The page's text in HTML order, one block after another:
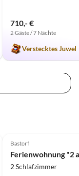
710,- €
2 Gäste / 7 Nächte
Verstecktes Juwel
Bastorf
2 Schlafzimmer